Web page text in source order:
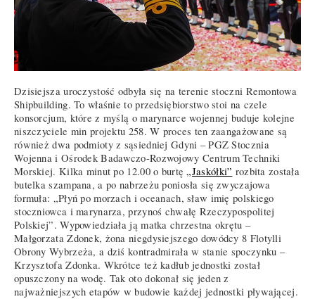
Dzisiejsza uroczystość odbyła się na terenie stoczni Remontowa
Shipbuilding. To właśnie to przedsiębiorstwo stoi na czele
konsorcjum, które z myślą o marynarce wojennej buduje kolejne
niszczyciele min projektu 258. W proces ten zaangażowane są
również dwa podmioty z sąsiedniej Gdyni – PGZ Stocznia
Wojenna i Ośrodek Badawczo-Rozwojowy Centrum Techniki
Morskiej. Kilka minut po 12.00 o burtę „Jaskółki” rozbita została
butelka szampana, a po nabrzeżu poniosła się zwyczajowa
formuła: „Płyń po morzach i oceanach, sław imię polskiego
stoczniowca i marynarza, przynoś chwałę Rzeczypospolitej
Polskiej”. Wypowiedziała ją matka chrzestna okrętu –
Małgorzata Zdonek, żona niegdysiejszego dowódcy 8 Flotylli
Obrony Wybrzeża, a dziś kontradmirała w stanie spoczynku –
Krzysztofa Zdonka. Wkrótce też kadłub jednostki został
opuszczony na wodę. Tak oto dokonał się jeden z
najważniejszych etapów w budowie każdej jednostki pływającej.